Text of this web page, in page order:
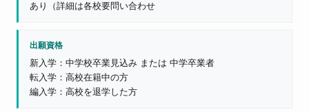
あり（詳細は各校要問い合わせ
出願資格
新入学：中学校卒業見込み または 中学卒業者
転入学：高校在籍中の方
編入学：高校を退学した方